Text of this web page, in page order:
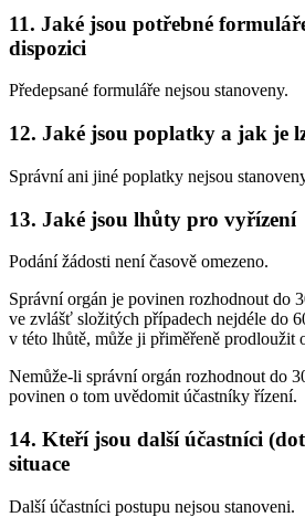
11. Jaké jsou potřebné
dispozici
Předepsané formuláře nejsou stanoveny.
12. Jaké jsou poplatky a jak je
Správní ani jiné poplatky nejsou
13. Jaké jsou lhůty pro vyřízení
Podání žádosti není časově omezeno.
Správní orgán je povinen rozhodnout do
ve zvlášť složitých případech nejdéle do
v této lhůtě, může ji přiměřeně prodloužit
Nemůže-li správní orgán rozhodnout do
povinen o tom uvědomit účastníky řízení.
14. Kteří jsou další účastníci
situace
Další účastníci postupu nejsou stanoveni.